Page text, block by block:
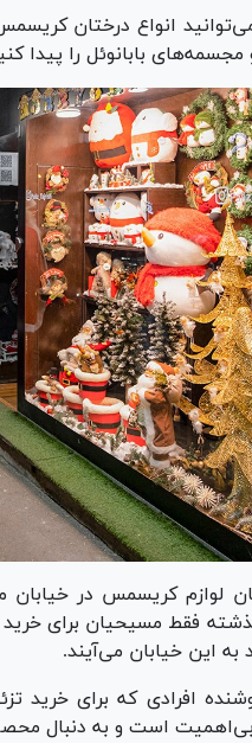
انواع درختان
بابانوئل را پیدا
لوازم کریسمس در خیابان
فقط مسیحیان برای خرید
به این خیابان می‌آیند.
افرادی که برای خرید
است و به دنبال